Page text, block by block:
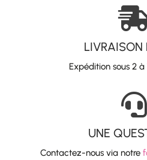
LIVRAISON
Expédition sous 2 à

UNE
Contactez-nous via notre